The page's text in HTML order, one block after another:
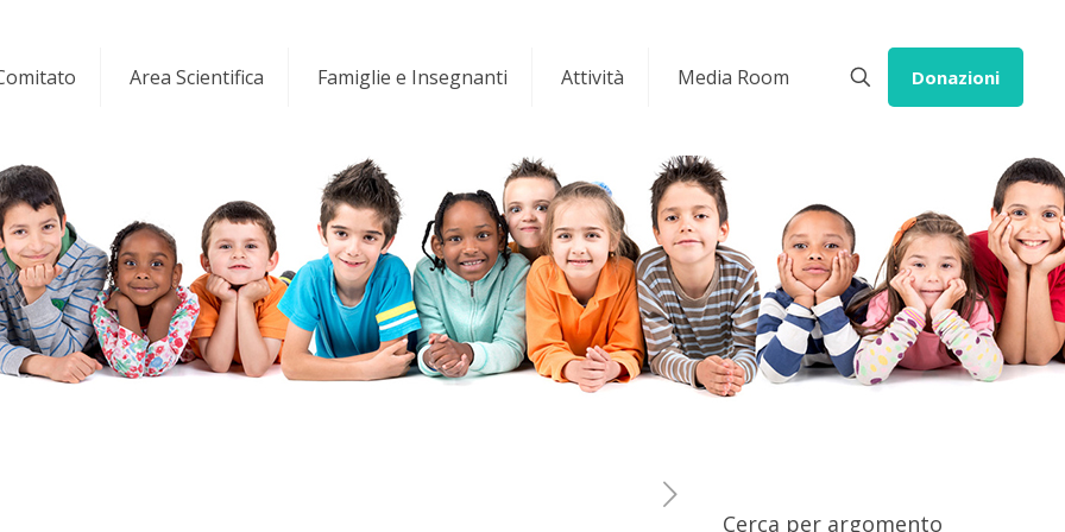
Area Scientifica Famiglie e Insegnanti Attività Media Room Donazioni
Cerca per argomento